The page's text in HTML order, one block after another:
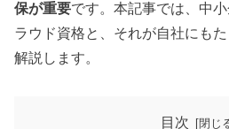
保が重要です。本記事では、中
ラウド資格と、それが自社にも
解説します。
目次